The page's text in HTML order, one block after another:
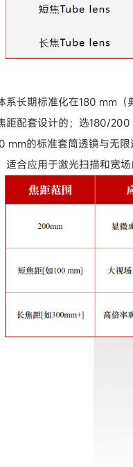
系长期标准化在180 mm
距配套设计的；选180/
mm的标准套筒透镜与无
适合应用于激光扫描和宽